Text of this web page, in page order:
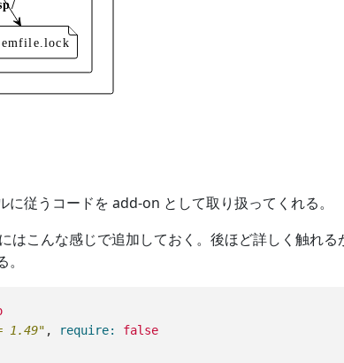
に従うコードを add-on として取り扱ってくれる。
はこんな感じで追加しておく。後ほど詳しく触れ
1.49" , require: false